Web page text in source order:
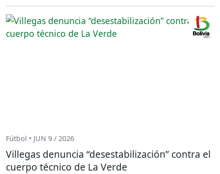
Fútbol • JUN 9 / 2026
Villegas denuncia “desestabilización” contra el
cuerpo técnico de La Verde